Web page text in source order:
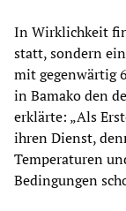
In Wirklichkeit
statt, sondern
mit gegenwärtig
in Bamako den
erklärte: „Als
ihren Dienst,
Temperaturen
Bedingungen